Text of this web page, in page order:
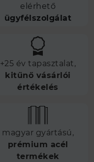
elérhető
ügyfélszolgálat
+25 év tapasztalat,
kitűnő vásárlói
értékelés
magyar gyártású,
prémium acél
termékek